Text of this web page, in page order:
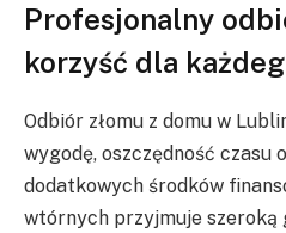
Profesjonalny
korzyść dla
Odbiór złomu z domu w
wygodę, oszczędność czasu
dodatkowych środków
wtórnych przyjmuje szeroką